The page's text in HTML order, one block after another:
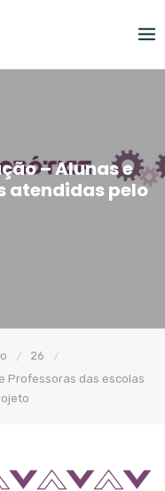
– Alunas e
atendidas pelo
26
Professoras das escolas